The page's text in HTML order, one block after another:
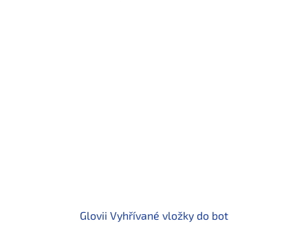
Glovii Vyhřívané vložky do bot